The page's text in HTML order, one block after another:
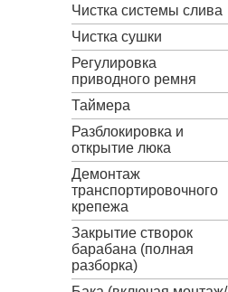
Чистка системы слива
Чистка сушки
Регулировка
приводного ремня
Таймера
Разблокировка и
открытие люка
Демонтаж
транспортировочного
крепежа
Закрытие створок
барабана (полная
разборка)